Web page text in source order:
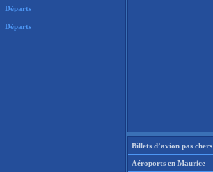
Départs
Départs
Billets d’avion pas chers
Aéroports en Maurice